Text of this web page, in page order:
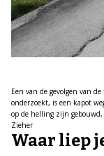
Een van de gevolgen van
onderzoekt, is een kapot
op de helling zijn gebouwd,
Zieher
Waar liep